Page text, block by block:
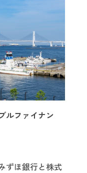
ルファイナン
ずほ銀行と株式